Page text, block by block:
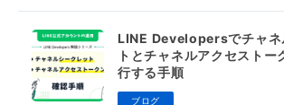
LINE Developersでチャネ
トとチャネルアクセストー
行する手順
ブログ